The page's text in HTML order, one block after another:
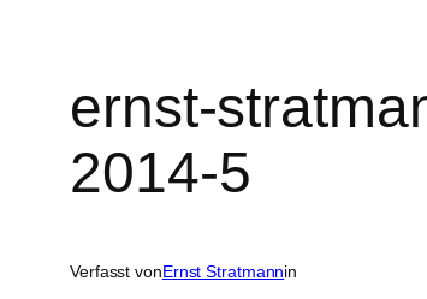
ernst-
2014-5
Verfasst vonErnst Stratmannin